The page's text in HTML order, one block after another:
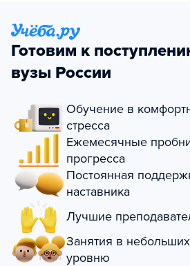
Готовим к
вузы России
Обучение в
стресса
Ежемесячные
прогресса
Постоянная
наставника
Лучшие
Занятия в
уровню